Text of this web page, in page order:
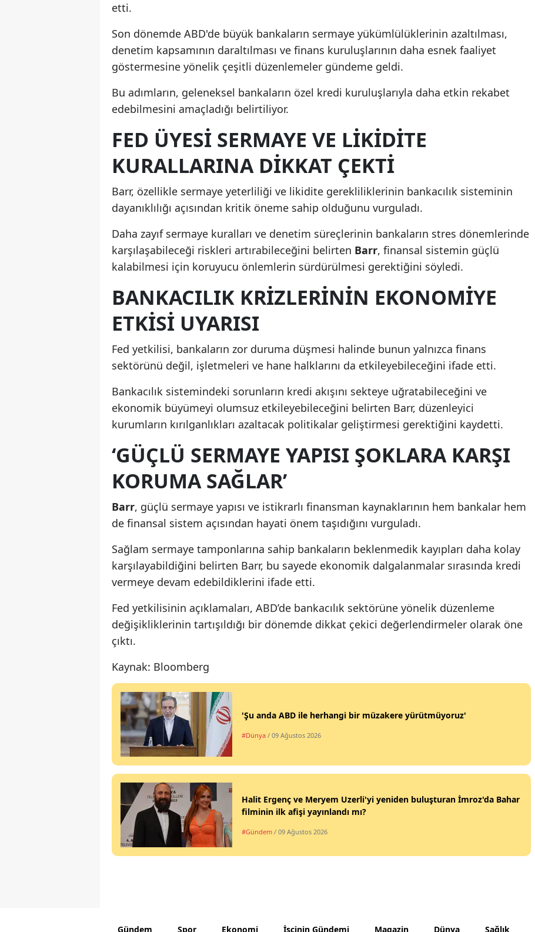
Kırklareli
Kırşehir
Kocaeli
Kütahya
Malatya
Kahramanmaraş
Mardin
Muğla
Nevşehir
Ordu
Sakarya
Samsun
Siirt
Tekirdağ
Tokat
Trabzon
Şanlıurfa
Zonguldak
Kırıkkale
Şırnak
etti.
Son dönemde ABD'de büyük bankaların sermaye yükümlülüklerinin azaltılması,
denetim kapsamının daraltılması ve finans kuruluşlarının daha esnek faaliyet
göstermesine yönelik çeşitli düzenlemeler gündeme geldi.
Bu adımların, geleneksel bankaların özel kredi kuruluşlarıyla daha etkin rekabet
edebilmesini amaçladığı belirtiliyor.
FED ÜYESI SERMAYE VE LIKIDITE
KURALLARINA DIKKAT ÇEKTI
Barr, özellikle sermaye yeterliliği ve likidite gerekliliklerinin bankacılık sisteminin
dayanıklılığı açısından kritik öneme sahip olduğunu vurguladı.
Daha zayıf sermaye kuralları ve denetim süreçlerinin bankaların stres dönemlerinde
karşılaşabileceği riskleri artırabileceğini belirten Barr, finansal sistemin güçlü
kalabilmesi için koruyucu önlemlerin sürdürülmesi gerektiğini söyledi.
BANKACILIK KRIZLERININ EKONOMIYE
ETKISI UYARISI
Fed yetkilisi, bankaların zor duruma düşmesi halinde bunun yalnızca finans
sektörünü değil, işletmeleri ve hane halklarını da etkileyebileceğini ifade etti.
Bankacılık sistemindeki sorunların kredi akışını sekteye uğratabileceğini ve
ekonomik büyümeyi olumsuz etkileyebileceğini belirten Barr, düzenleyici
kurumların kırılganlıkları azaltacak politikalar geliştirmesi gerektiğini kaydetti.
‘GÜÇLÜ SERMAYE YAPISI ŞOKLARA KARŞI
KORUMA SAĞLAR’
Barr, güçlü sermaye yapısı ve istikrarlı finansman kaynaklarının hem bankalar hem
de finansal sistem açısından hayati önem taşıdığını vurguladı.
Sağlam sermaye tamponlarına sahip bankaların beklenmedik kayıpları daha kolay
karşılayabildiğini belirten Barr, bu sayede ekonomik dalgalanmalar sırasında kredi
vermeye devam edebildiklerini ifade etti.
Fed yetkilisinin açıklamaları, ABD’de bankacılık sektörüne yönelik düzenleme
değişikliklerinin tartışıldığı bir dönemde dikkat çekici değerlendirmeler olarak öne
çıktı.
Kaynak: Bloomberg
'Şu anda ABD ile herhangi bir müzakere yürütmüyoruz'
#Dünya / 09 Ağustos 2026
Halit Ergenç ve Meryem Uzerli'yi yeniden buluşturan İmroz'da Bahar
filminin ilk afişi yayınlandı mı?
#Gündem / 09 Ağustos 2026
Gündem Spor Ekonomi İşçinin Gündemi Magazin Dünya Sağlık